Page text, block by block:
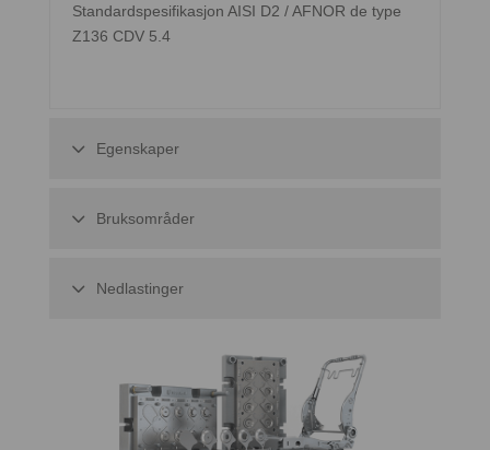
Standardspesifikasjon AISI D2 / AFNOR de type
Z136 CDV 5.4
Egenskaper
Bruksområder
Nedlastinger